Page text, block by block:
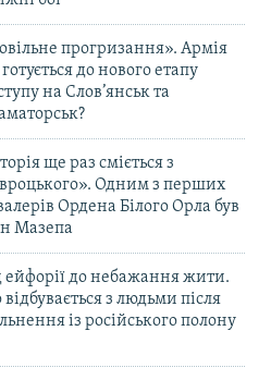
прогризання». Армія
до нового етапу
на Слов’янськ та
ще раз сміється з
Одним з перших
Ордена Білого Орла був
Мазепа
ейфорії до небажання жити.
з людьми після
із російського полону